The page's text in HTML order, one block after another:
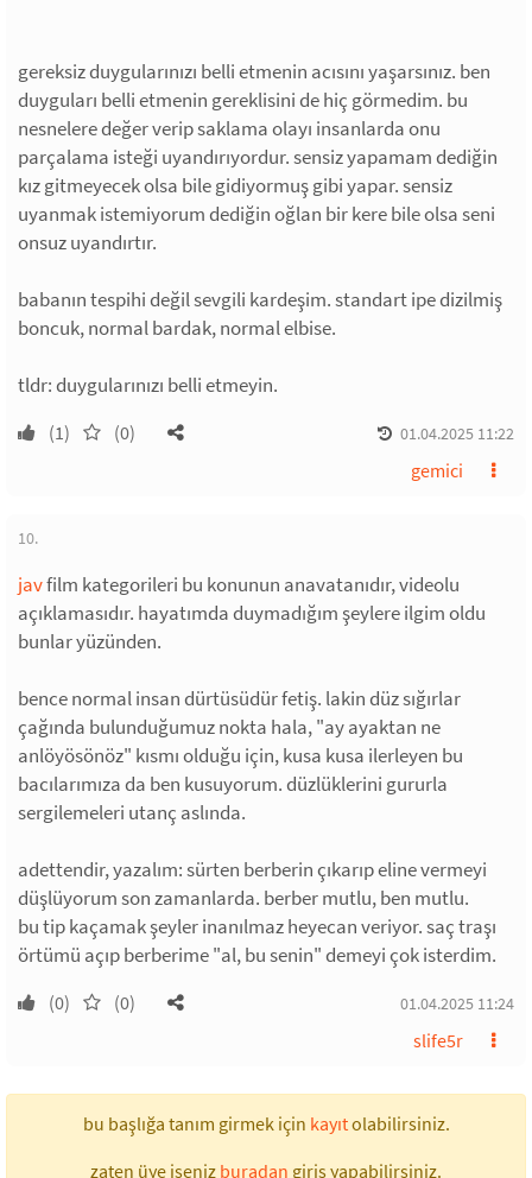
gereksiz duygularınızı belli etmenin acısını yaşarsınız. ben
duyguları belli etmenin gereklisini de hiç görmedim. bu
nesnelere değer verip saklama olayı insanlarda onu
parçalama isteği uyandırıyordur. sensiz yapamam dediğin
kız gitmeyecek olsa bile gidiyormuş gibi yapar. sensiz
uyanmak istemiyorum dediğin oğlan bir kere bile olsa seni
onsuz uyandırtır.
babanın tespihi değil sevgili kardeşim. standart ipe dizilmiş
boncuk, normal bardak, normal elbise.
tldr: duygularınızı belli etmeyin.
(1) (0) 01.04.2025 11:22
gemici
10.
javfilm kategorileri bu konunun anavatanıdır, videolu
açıklamasıdır. hayatımda duymadığım şeylere ilgim oldu
bunlar yüzünden.
bence normal insan dürtüsüdür fetiş. lakin düz sığırlar
çağında bulunduğumuz nokta hala, "ay ayaktan ne
anlöyösönöz" kısmı olduğu için, kusa kusa ilerleyen bu
bacılarımıza da ben kusuyorum. düzlüklerini gururla
sergilemeleri utanç aslında.
adettendir, yazalım: sürten berberin çıkarıp eline vermeyi
düşlüyorum son zamanlarda. berber mutlu, ben mutlu.
bu tip kaçamak şeyler inanılmaz heyecan veriyor. saç traşı
örtümü açıp berberime "al, bu senin" demeyi çok isterdim.
(0) (0) 01.04.2025 11:24
slife5r
bu başlığa tanım girmek için kayıtolabilirsiniz.
zaten üye iseniz buradan giriş yapabilirsiniz.